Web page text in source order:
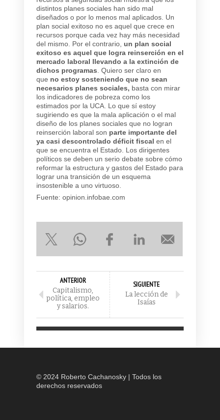
distintos planes sociales han sido mal
diseñados o por lo menos mal aplicados. Un
plan social exitoso no es aquel que crece en
recursos porque cada vez hay más necesidad
del mismo. Por el contrario, un plan social
exitoso es aquel que logra reinserción en el
mercado laboral llevando a la extinción de
dichos programas . Quiero ser claro en
que no estoy sosteniendo que no sean
necesarios planes sociales, basta con mirar
los indicadores de pobreza como los
estimados por la UCA. Lo que sí estoy
sugiriendo es que la mala aplicación o el mal
diseño de los planes sociales que no logran
reinserción laboral son parte importante del
ya casi descontrolado déficit fiscal en el
que se encuentra el Estado. Los dirigentes
políticos se deben un serio debate sobre cómo
reformar la estructura y gastos del Estado para
lograr una transición de un esquema
insostenible a uno virtuoso.
Fuente: opinion.infobae.com
ANTERIOR
Capitalismo,
política, empleo
y salarios.
SIGUIENTE
La lección de
Isaías
© 2024 Roberto Cachanosky | Todos los
derechos reservados